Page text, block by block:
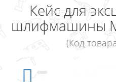
Кейс для
шлифмашины
(Код